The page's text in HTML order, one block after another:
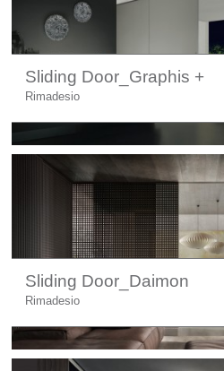
Sliding Door_Graphis +
Rimadesio
Sliding Door_Daimon
Rimadesio